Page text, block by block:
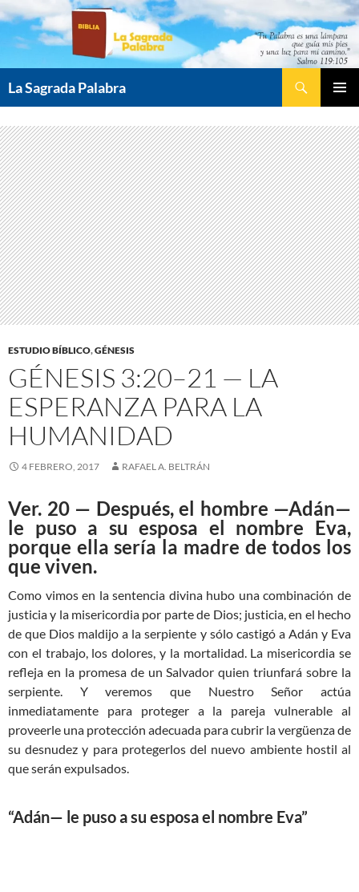
Saltar
contenido
La Sagrada Palabra
ESTUDIO BÍBLICO,GÉNESIS
GÉNESIS 3:20–21 — LA
ESPERANZA PARA LA
HUMANIDAD
4 FEBRERO, 2017 RAFAEL A. BELTRÁN
Ver. 20 — Después, el hombre —Adán—
le puso a su esposa el nombre Eva,
porque ella sería la madre de todos los
que viven.
Como vimos en la sentencia divina hubo una combinación de
justicia y la misericordia por parte de Dios; justicia, en el hecho
de que Dios maldijo a la serpiente y sólo castigó a Adán y Eva
con el trabajo, los dolores, y la mortalidad. La misericordia se
refleja en la promesa de un Salvador quien triunfará sobre la
serpiente. Y veremos que Nuestro Señor actúa
inmediatamente para proteger a la pareja vulnerable al
proveerle una protección adecuada para cubrir la vergüenza de
su desnudez y para protegerlos del nuevo ambiente hostil al
que serán expulsados.
“Adán— le puso a su esposa el nombre Eva”